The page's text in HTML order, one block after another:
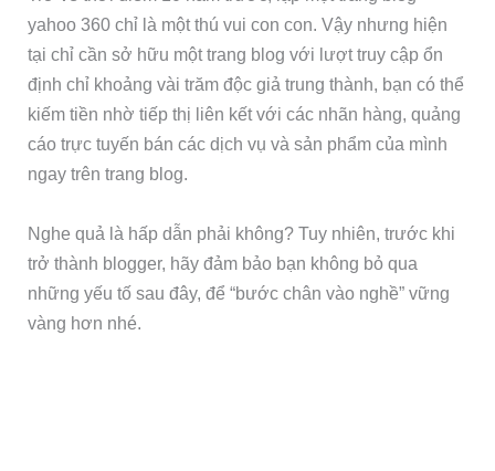
yahoo 360 chỉ là một thú vui con con. Vậy nhưng hiện
tại chỉ cần sở hữu một trang blog với lượt truy cập ổn
định chỉ khoảng vài trăm độc giả trung thành, bạn có thể
kiếm tiền nhờ tiếp thị liên kết với các nhãn hàng, quảng
cáo trực tuyến bán các dịch vụ và sản phẩm của mình
ngay trên trang blog.
Nghe quả là hấp dẫn phải không? Tuy nhiên, trước khi
trở thành blogger, hãy đảm bảo bạn không bỏ qua
những yếu tố sau đây, để “bước chân vào nghề” vững
vàng hơn nhé.